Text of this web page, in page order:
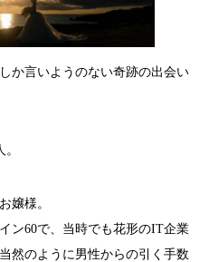
か言いようのない奇跡の出会い
嬢様。
ン60で、当時でも花形のIT企業
然のように男性からの引く手数